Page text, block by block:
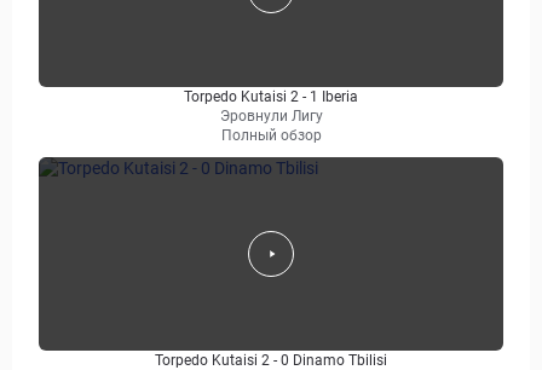
Torpedo Kutaisi 2 - 1 Iberia
Эровнули Лигу
Полный обзор
Torpedo Kutaisi 2 - 0 Dinamo Tbilisi